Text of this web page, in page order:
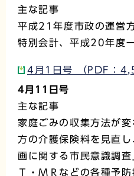
主な記事
平成21年度市政の運営
特別会計、平成20年度
4月1日号 （PDF：
4月11日号
主な記事
家庭ごみの収集方法が
方の介護保険料を見直
画に関する市民意識調
Ｔ・ＭＲなどの各種予防